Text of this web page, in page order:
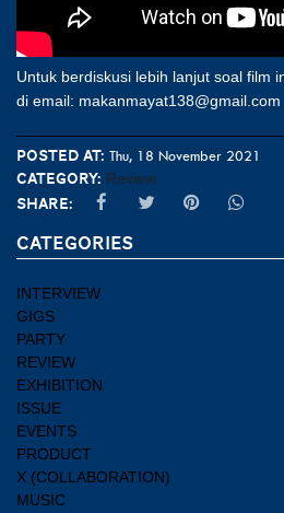
Untuk berdiskusi lebih lanjut soal film
di email: makanmayat138@gmail.com
Posted at: Thu, 18 November 2021
Category: Review
Share:
CATEGORIES
INTERVIEW
GIGS
PARTY
REVIEW
EXHIBITION
ISSUE
EVENTS
PRODUCT
X (COLLABORATION)
MUSIC